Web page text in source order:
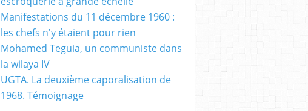
Manifestations du 11 décembre 1960 :
les chefs n'y étaient pour rien
Mohamed Teguia, un communiste dans
la wilaya IV
UGTA. La deuxième caporalisation de
1968. Témoignage